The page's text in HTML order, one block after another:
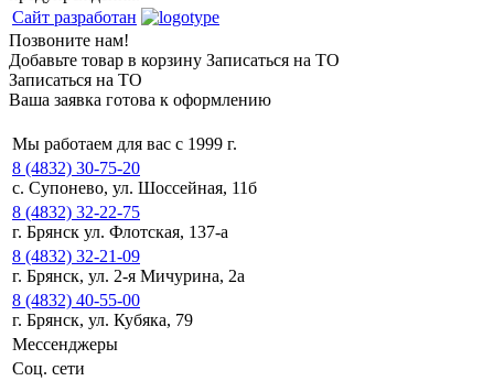
Сайт разработан
Позвоните нам!
Добавьте товар в корзину Записаться на ТО
Записаться на ТО
Ваша заявка готова к оформлению
Мы работаем для вас с 1999 г.
8 (4832) 30-75-20
с. Супонево, ул. Шоссейная, 11б
8 (4832) 32-22-75
г. Брянск ул. Флотская, 137-а
8 (4832) 32-21-09
г. Брянск, ул. 2-я Мичурина, 2а
8 (4832) 40-55-00
г. Брянск, ул. Кубяка, 79
Мессенджеры
Соц. сети